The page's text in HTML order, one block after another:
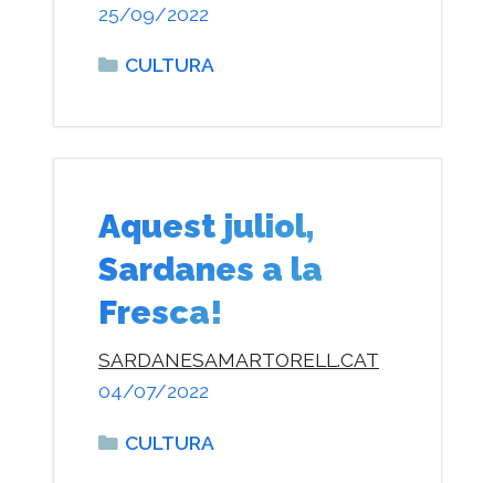
25/09/2022
Categories
CULTURA
Aquest juliol,
Sardanes a la
Fresca!
04/07/2022
SARDANESAMARTORELL.CAT
Categories
CULTURA